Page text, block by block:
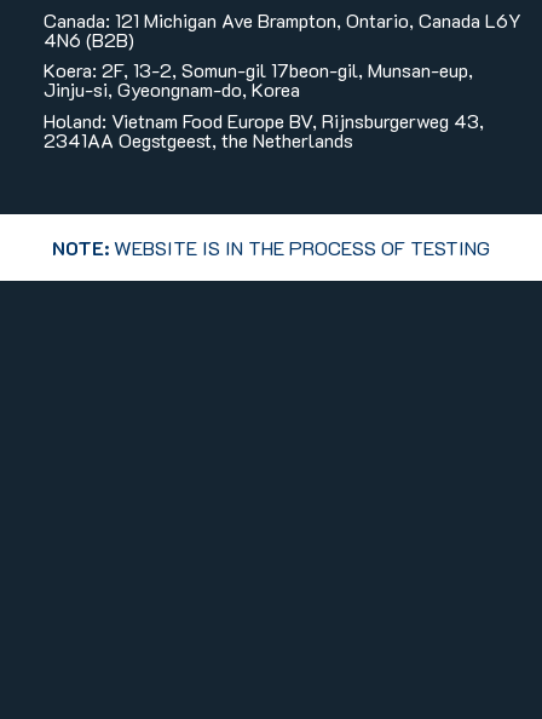
Canada: 121 Michigan Ave Brampton, Ontario, Canada L6Y
4N6 (B2B)
Koera: 2F, 13-2, Somun-gil 17beon-gil, Munsan-eup,
Jinju-si, Gyeongnam-do, Korea
Holand: Vietnam Food Europe BV, Rijnsburgerweg 43,
2341AA Oegstgeest, the Netherlands
NOTE:WEBSITE IS IN THE PROCESS OF TESTING